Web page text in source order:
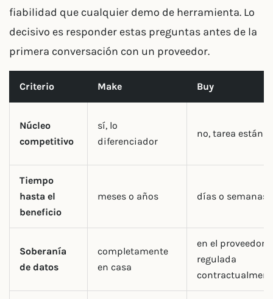
fiabilidad que cualquier demo de herramienta. Lo
decisivo es responder estas preguntas antes de la
primera conversación con un proveedor.
Criterio Make Buy
Núcleo
competitivo
sí, lo
diferenciador
no, tarea
Tiempo
hasta el
beneficio
meses o años días o semanas
Soberanía
de datos
completamente
en casa
en el proveedor,
regulada